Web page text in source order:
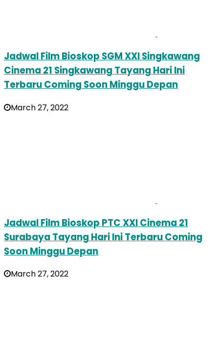
Jadwal Film Bioskop SGM XXI Singkawang
Cinema 21 Singkawang Tayang Hari Ini
Terbaru Coming Soon Minggu Depan
March 27, 2022
Jadwal Film Bioskop PTC XXI Cinema 21
Surabaya Tayang Hari Ini Terbaru Coming
Soon Minggu Depan
March 27, 2022